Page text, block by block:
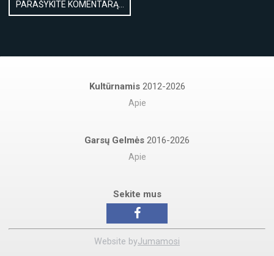
Kultūrnamis 2012-2026
Apie
Garsų Gelmės 2016-2026
Apie
Sekite mus
Website byJumamosi